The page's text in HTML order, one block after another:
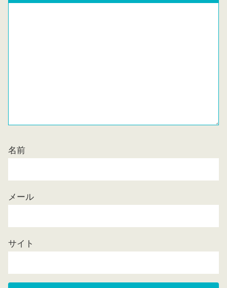
名前
メール
サイト